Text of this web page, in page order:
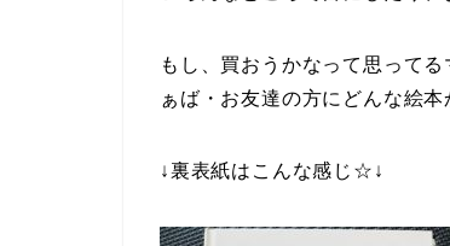
もし、買おうかなって思って
ぁば・お友達の方にどんな絵
↓裏表紙はこんな感じ☆↓